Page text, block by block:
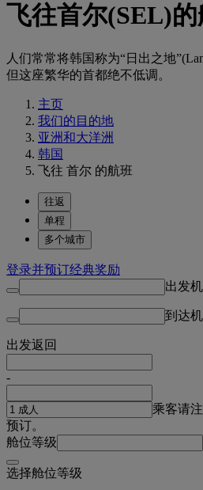
飞往首尔(SEL)
人们常常将韩国称为“日出之地
但这座繁华的首都绝不低调。
主页
我们的目的地
亚洲和大洋洲
韩国
飞往 首尔 的航班
往返
单程
多个城市
登录并预订经典奖励
出发
到达
出发返回
-
乘客请
预订。
舱位等级
选择舱位等级